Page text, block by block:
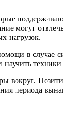
могут
нагрузок.
в случае
техники
вокруг.
периода